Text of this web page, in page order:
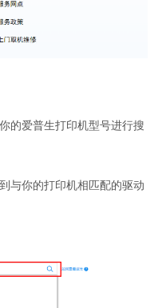
的爱普生打印机型号进行搜
与你的打印机相匹配的驱动